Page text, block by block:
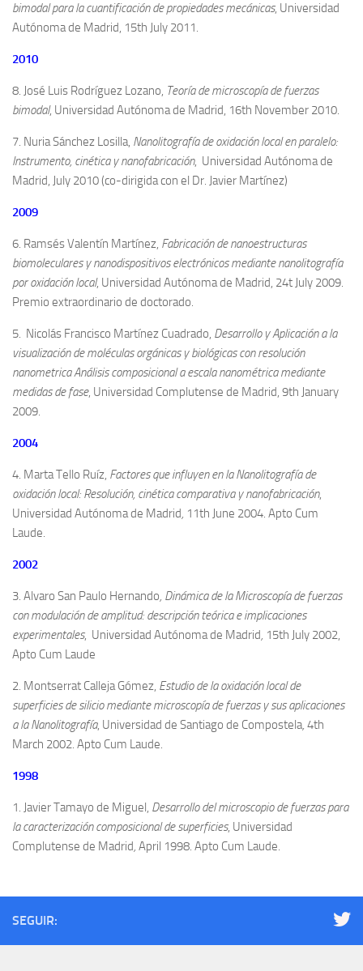
bimodal para la cuantificación de propiedades mecánicas, Universidad
Autónoma de Madrid, 15th July 2011.
2010
8. José Luis Rodríguez Lozano, Teoría de microscopía de fuerzas
bimodal, Universidad Autónoma de Madrid, 16th November 2010.
7. Nuria Sánchez Losilla, Nanolitografía de oxidación local en paralelo:
Instrumento, cinética y nanofabricación, Universidad Autónoma de
Madrid, July 2010 (co-dirigida con el Dr. Javier Martínez)
2009
6. Ramsés Valentín Martínez, Fabricación de nanoestructuras
biomoleculares y nanodispositivos electrónicos mediante nanolitografía
por oxidación local, Universidad Autónoma de Madrid, 24t July 2009.
Premio extraordinario de doctorado.
5. Nicolás Francisco Martínez Cuadrado, Desarrollo y Aplicación a la
visualización de moléculas orgánicas y biológicas con resolución
nanometrica Análisis composicional a escala nanométrica mediante
medidas de fase, Universidad Complutense de Madrid, 9th January
2009.
2004
4. Marta Tello Ruíz, Factores que influyen en la Nanolitografía de
oxidación local: Resolución, cinética comparativa y nanofabricación,
Universidad Autónoma de Madrid, 11th June 2004. Apto Cum
Laude.
2002
3. Alvaro San Paulo Hernando, Dinámica de la Microscopía de fuerzas
con modulación de amplitud: descripción teórica e implicaciones
experimentales, Universidad Autónoma de Madrid, 15th July 2002,
Apto Cum Laude
2. Montserrat Calleja Gómez, Estudio de la oxidación local de
superficies de silicio mediante microscopía de fuerzas y sus aplicaciones
a la Nanolitografía, Universidad de Santiago de Compostela, 4th
March 2002. Apto Cum Laude.
1998
1. Javier Tamayo de Miguel, Desarrollo del microscopio de fuerzas para
la caracterización composicional de superficies, Universidad
Complutense de Madrid, April 1998. Apto Cum Laude.
SEGUIR: